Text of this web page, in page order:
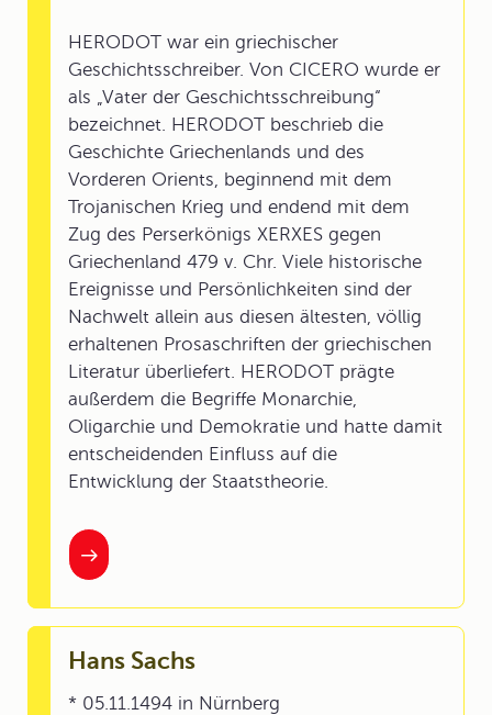
HERODOT war ein griechischer
Geschichtsschreiber. Von CICERO wurde er
als „Vater der Geschichtsschreibung“
bezeichnet. HERODOT beschrieb die
Geschichte Griechenlands und des
Vorderen Orients, beginnend mit dem
Trojanischen Krieg und endend mit dem
Zug des Perserkönigs XERXES gegen
Griechenland 479 v. Chr. Viele historische
Ereignisse und Persönlichkeiten sind der
Nachwelt allein aus diesen ältesten, völlig
erhaltenen Prosaschriften der griechischen
Literatur überliefert. HERODOT prägte
außerdem die Begriffe Monarchie,
Oligarchie und Demokratie und hatte damit
entscheidenden Einfluss auf die
Entwicklung der Staatstheorie.
Hans Sachs
* 05.11.1494 in Nürnberg